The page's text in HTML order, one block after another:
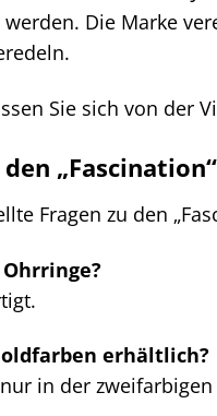
Die Marke
Sie sich von der
Fragen zu den
erhältlich?
in der